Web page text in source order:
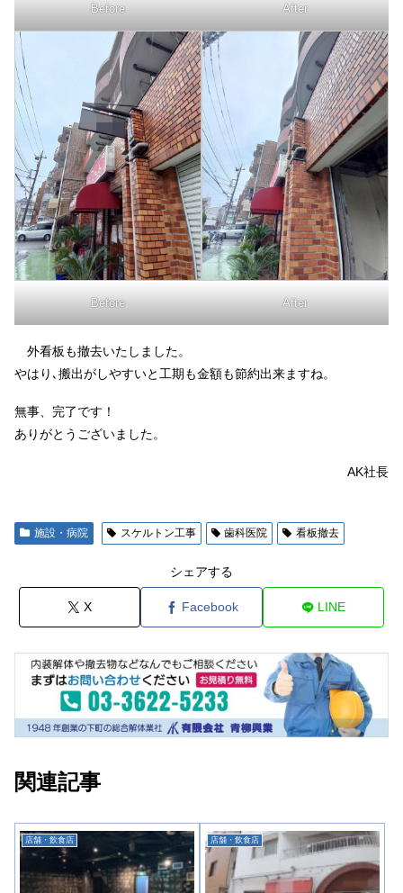
Before After
Before After
外看板も撤去いたしました。
やはり､搬出がしやすいと工期も金額も節約出来ますね。
無事、完了です！
ありがとうございました。
AK社長
施設・病院 スケルトン工事 歯科医院 看板撤去
シェアする
X Facebook LINE
関連記事
店舗・飲食店 店舗・飲食店